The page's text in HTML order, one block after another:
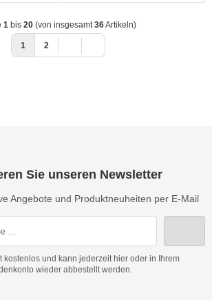
1bis 20(von insgesamt36Artikeln)
1 2
Sie unseren Newsletter
Angebote und Produktneuheiten per E-Mail
kostenlos und kann jederzeit hier oder in Ihrem
wieder abbestellt werden.